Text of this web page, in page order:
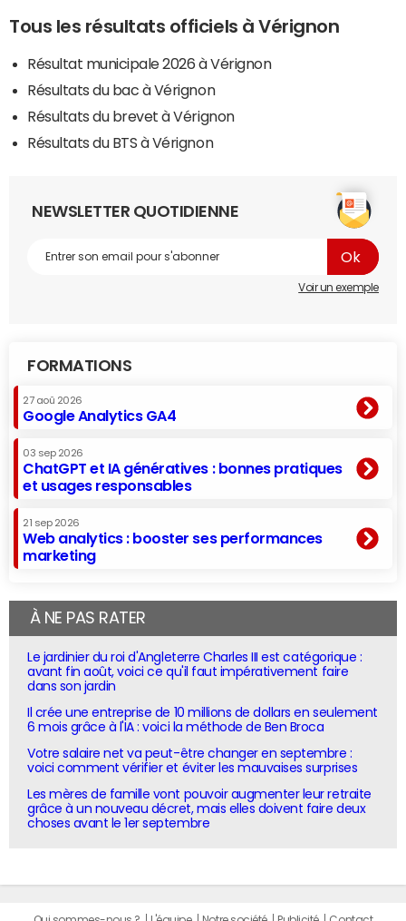
Tous les résultats officiels à Vérignon
Résultat municipale 2026 à Vérignon
Résultats du bac à Vérignon
Résultats du brevet à Vérignon
Résultats du BTS à Vérignon
NEWSLETTER QUOTIDIENNE
Voir un exemple
FORMATIONS
27 aoû 2026
Google Analytics GA4
03 sep 2026
ChatGPT et IA génératives : bonnes pratiques
et usages responsables
21 sep 2026
Web analytics : booster ses performances
marketing
À NE PAS RATER
Le jardinier du roi d'Angleterre Charles III est catégorique :
avant fin août, voici ce qu'il faut impérativement faire
dans son jardin
Il crée une entreprise de 10 millions de dollars en seulement
6 mois grâce à l'IA : voici la méthode de Ben Broca
Votre salaire net va peut-être changer en septembre :
voici comment vérifier et éviter les mauvaises surprises
Les mères de famille vont pouvoir augmenter leur retraite
grâce à un nouveau décret, mais elles doivent faire deux
choses avant le 1er septembre